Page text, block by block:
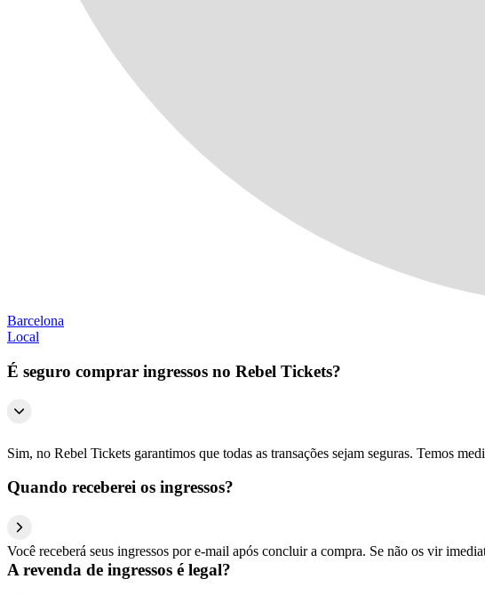
Barcelona
Local
É seguro comprar ingressos no Rebel Tickets?
Sim, no Rebel Tickets garantimos que todas as transações sejam seguras. Temos
Quando receberei os ingressos?
Você receberá seus ingressos por e-mail após concluir a compra. Se não os vir
A revenda de ingressos é legal?